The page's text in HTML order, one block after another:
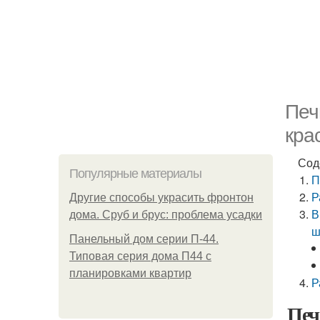
Популярные материалы
Другие способы украсить фронтон
дома. Сруб и брус: проблема усадки
Панельный дом серии П-44.
Типовая серия дома П44 с
планировками квартир